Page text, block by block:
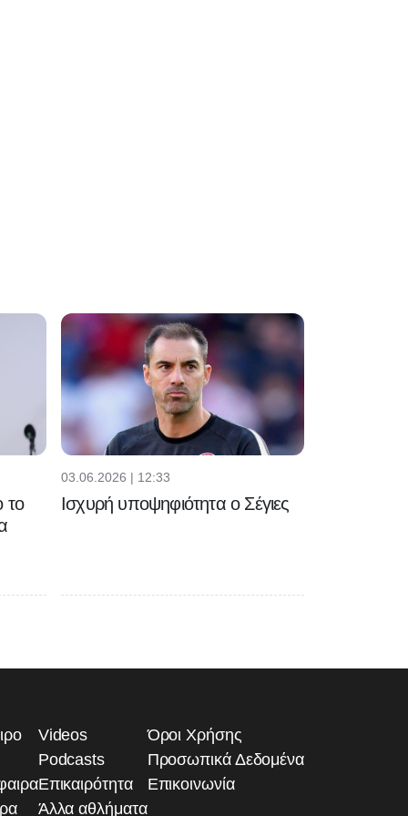
το
03.06.2026 | 12:33
Ισχυρή υποψηφιότητα ο Σέγιες
Videos
Podcasts
Επικαιρότητα
Άλλα αθλήματα
Όροι Χρήσης
Προσωπικά Δεδομένα
Επικοινωνία